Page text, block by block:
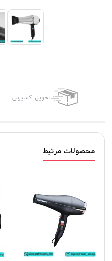
تحویل اکسپرس
محصولات مرتبط